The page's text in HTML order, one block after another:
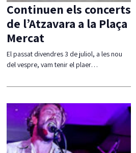
Continuen els concerts
de l’Atzavara a la Plaça
Mercat
El passat divendres 3 de juliol, a les nou
del vespre, vam tenir el plaer…